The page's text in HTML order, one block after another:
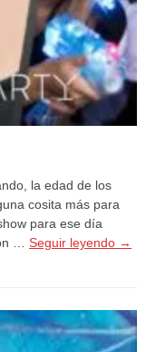
la edad de los
cosita más para
para ese día
… Seguir leyendo →